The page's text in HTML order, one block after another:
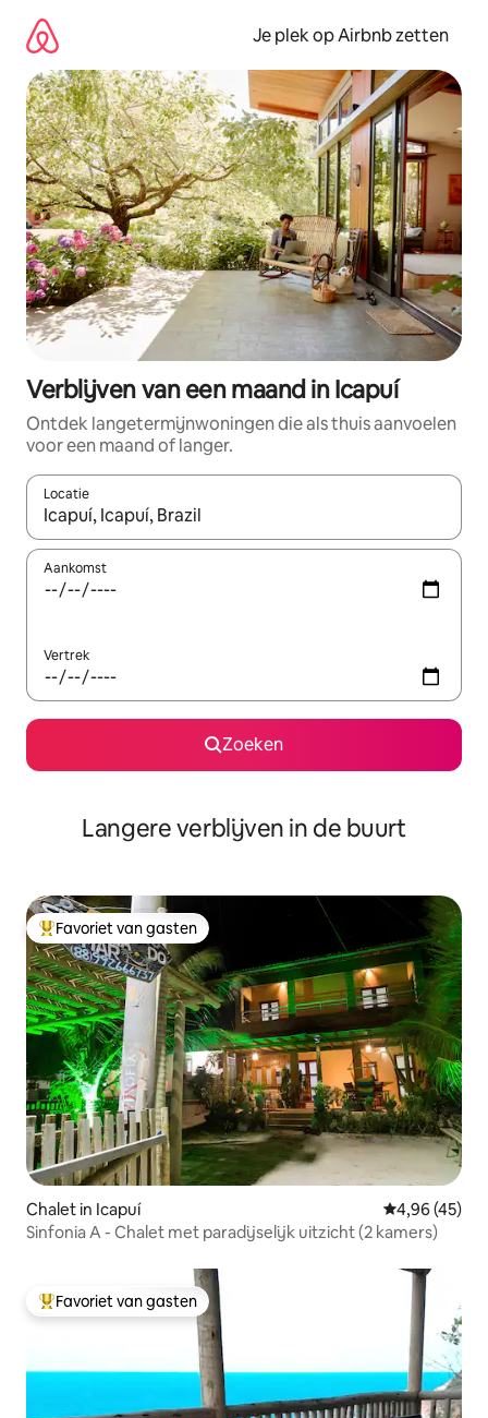
direct
naar
inhoud
Je plek op Airbnb zetten
Verblijven van een maand in Icapuí
Ontdek langetermijnwoningen die als thuis aanvoelen
voor een maand of langer.
Locatie
Wanneer er resultaten beschikbaar zijn, maak je een keuze
Aankomst
Vertrek
Zoeken
Langere verblijven in de buurt
Topfavoriet van gasten
Favoriet van gasten
Chalet in Icapuí Gemiddelde
4,96 (45)
Sinfonia A - Chalet met paradijselijk uitzicht (2 kamers)
Topfavoriet van gasten
Favoriet van gasten